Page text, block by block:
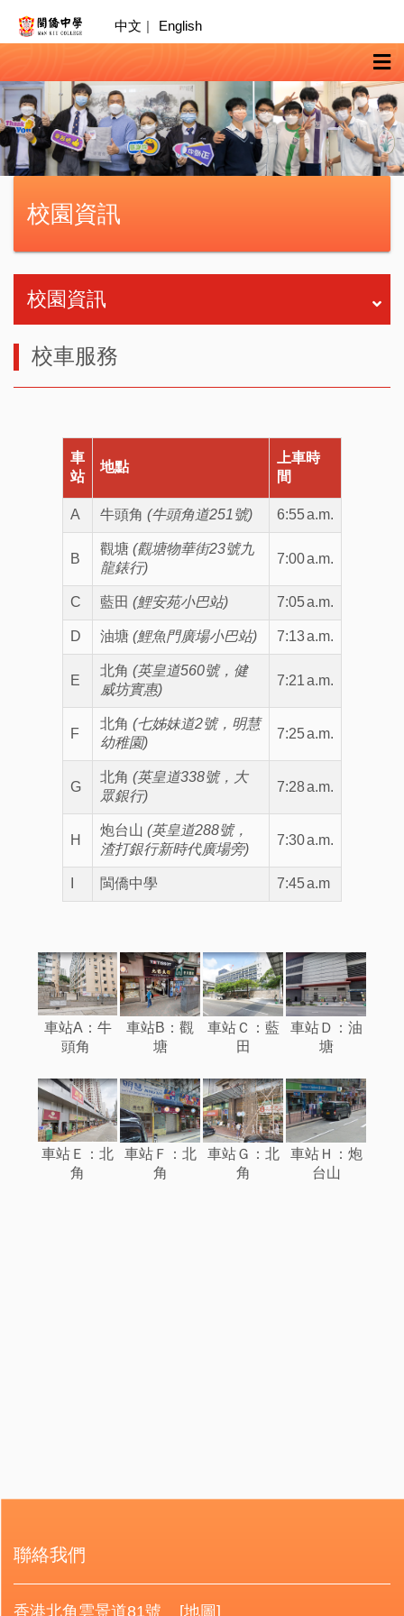
中文 | English
校園資訊
校園資訊
校車服務
車
站
地點
上車時
間
A 牛頭角 (牛頭角道251號) 6:55a.m.
B
觀塘 (觀塘物華街23號九
龍錶行)
7:00a.m.
C 藍田 (鯉安苑小巴站) 7:05a.m.
D 油塘 (鯉魚門廣場小巴站) 7:13a.m.
E
北角 (英皇道560號，健
威坊實惠)
7:21a.m.
F
北角 (七姊妹道2號，明慧
幼稚園)
7:25a.m.
G
北角 (英皇道338號，大
眾銀行)
7:28a.m.
H
炮台山 (英皇道288號，
渣打銀行新時代廣場旁)
7:30a.m.
閩僑中學 7:45a.m
車站A：牛
頭角
車站B：觀
塘
車站Ｃ：藍
田
車站Ｄ：油
塘
車站Ｅ：北
角
車站Ｆ：北
角
車站Ｇ：北
角
車站Ｈ：炮
台山
聯絡我們
香港北角雲景道81號 [地圖]